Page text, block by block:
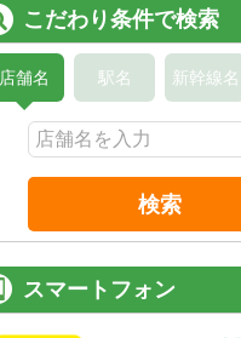
こだわり条件で検索
店舗名 駅名 新幹線名
検索
スマートフォン